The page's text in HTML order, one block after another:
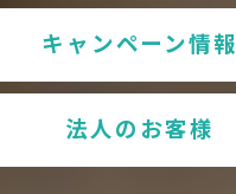
キャンペーン情報
法人のお客様